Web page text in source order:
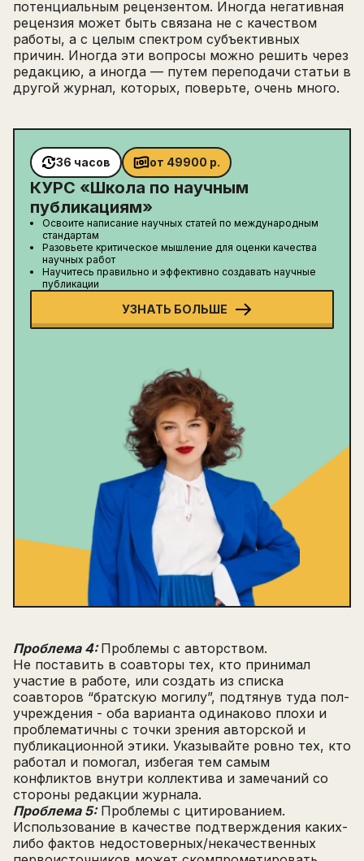
потенциальным рецензентом. Иногда негативная
рецензия может быть связана не с качеством
работы, а с целым спектром субъективных
причин. Иногда эти вопросы можно решить через
редакцию, а иногда — путем переподачи статьи в
другой журнал, которых, поверьте, очень много.
36 часов от 49900 р.
КУРС «Школа по научным
публикациям»
Освоите написание научных статей по международным
стандартам
Разовьете критическое мышление для оценки качества
научных работ
Научитесь правильно и эффективно создавать научные
публикации
УЗНАТЬ БОЛЬШЕ
Проблема 4:Проблемы с авторством.
Не поставить в соавторы тех, кто принимал
участие в работе, или создать из списка
соавторов “братскую могилу”, подтянув туда пол-
учреждения - оба варианта одинаково плохи и
проблематичны с точки зрения авторской и
публикационной этики. Указывайте ровно тех, кто
работал и помогал, избегая тем самым
конфликтов внутри коллектива и замечаний со
стороны редакции журнала.
Проблема 5:Проблемы с цитированием.
Использование в качестве подтверждения каких-
либо фактов недостоверных/некачественных